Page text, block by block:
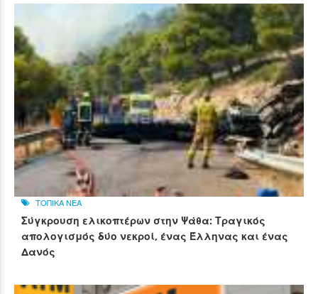
ΤΟΠΙΚΑ ΝΕΑ
Σύγκρουση ελικοπτέρων στην Ψάθα: Τραγικός
απολογισμός δύο νεκροί, ένας Έλληνας και ένας
Δανός